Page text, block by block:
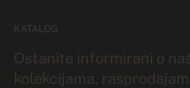
KATALOG
Ostanite informirani o
kolekcijama,